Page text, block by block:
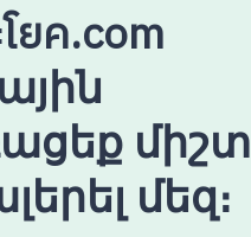
ค.com
միշտ
մեզ։